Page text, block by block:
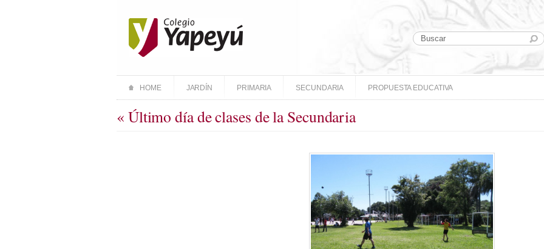
HOME JARDÍN PRIMARIA SECUNDARIA PROPUESTA EDUCATIVA
« Último día de clases de la Secundaria